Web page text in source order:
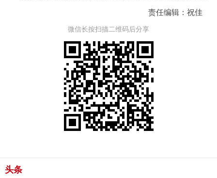
责任编辑：祝佳
微信长按扫描二维码后分享
头条